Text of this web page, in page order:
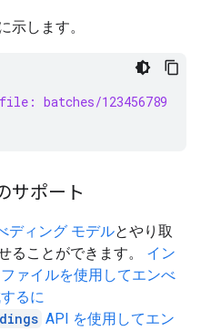
示します。
batches/123456789
サポート
ディング モデルとやり取
ることができます。 イン
ァイルを使用してエンべ
るに
API を使用してエン